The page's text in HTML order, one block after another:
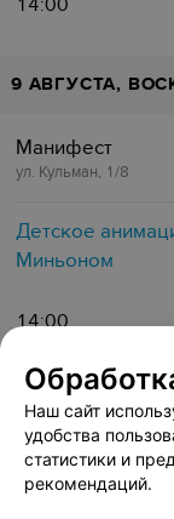
14:00
9 АВГУСТА,
Манифест
ул. Кульман, 1/8
Детское
Миньоном
14:00
15 АВГУСТА,
Манифест
ул. Кульман, 1/8
Наш сайт
удобства
статистики и
рекомендаций.